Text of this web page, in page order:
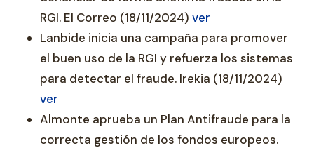
RGI. El Correo (18/11/2024) ver
Lanbide inicia una campaña para promover
el buen uso de la RGI y refuerza los sistemas
para detectar el fraude. Irekia (18/11/2024)
ver
Almonte aprueba un Plan Antifraude para la
correcta gestión de los fondos europeos.